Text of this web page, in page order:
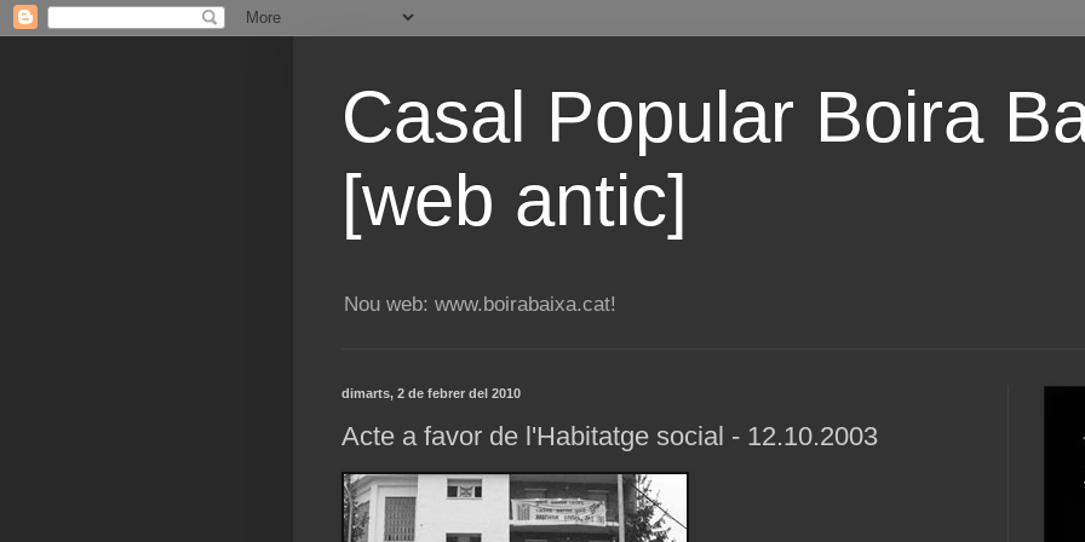
Casal Popular Boira
[web antic]
Nou web: www.boirabaixa.cat!
dimarts, 2 de febrer del 2010
Acte a favor de l'Habitatge social - 12.10.2003